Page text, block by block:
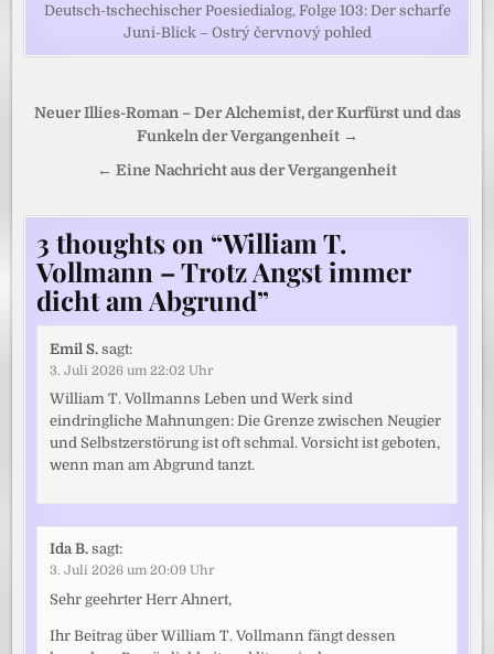
Deutsch-tschechischer Poesiedialog, Folge 103: Der scharfe
Juni-Blick – Ostrý červnový pohled
Beitragsnavigation
Neuer Illies-Roman – Der Alchemist, der Kurfürst und das
Funkeln der Vergangenheit →
← Eine Nachricht aus der Vergangenheit
3 thoughts on “William T.
Vollmann – Trotz Angst immer
dicht am Abgrund”
Emil S. sagt:
3. Juli 2026 um 22:02 Uhr
William T. Vollmanns Leben und Werk sind
eindringliche Mahnungen: Die Grenze zwischen Neugier
und Selbstzerstörung ist oft schmal. Vorsicht ist geboten,
wenn man am Abgrund tanzt.
Ida B. sagt:
3. Juli 2026 um 20:09 Uhr
Sehr geehrter Herr Ahnert,
Ihr Beitrag über William T. Vollmann fängt dessen